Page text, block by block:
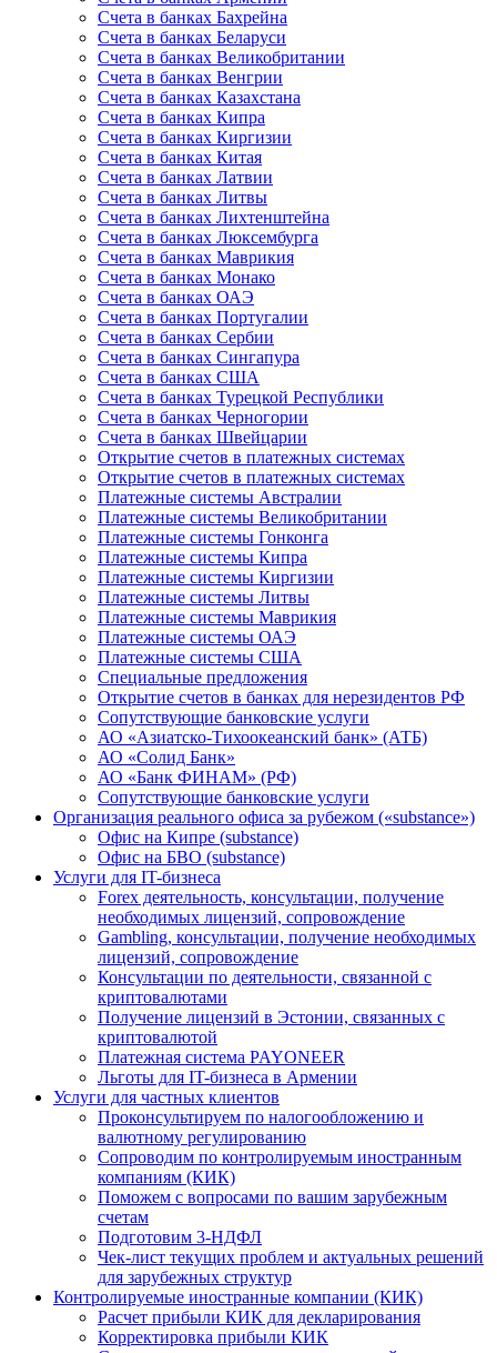
Счета в банках Бахрейна
Счета в банках Беларуси
Счета в банках Великобритании
Счета в банках Венгрии
Счета в банках Казахстана
Счета в банках Кипра
Счета в банках Киргизии
Счета в банках Китая
Счета в банках Латвии
Счета в банках Литвы
Счета в банках Лихтенштейна
Счета в банках Люксембурга
Счета в банках Маврикия
Счета в банках Монако
Счета в банках ОАЭ
Счета в банках Португалии
Счета в банках Сербии
Счета в банках Сингапура
Счета в банках США
Счета в банках Турецкой Республики
Счета в банках Черногории
Счета в банках Швейцарии
Открытие счетов в платежных системах
Открытие счетов в платежных системах
Платежные системы Австралии
Платежные системы Великобритании
Платежные системы Гонконга
Платежные системы Кипра
Платежные системы Киргизии
Платежные системы Литвы
Платежные системы Маврикия
Платежные системы ОАЭ
Платежные системы США
Специальные предложения
Открытие счетов в банках для нерезидентов РФ
Сопутствующие банковские услуги
АО «Азиатско-Тихоокеанский банк» (АТБ)
АО «Солид Банк»
АО «Банк ФИНАМ» (РФ)
Сопутствующие банковские услуги
Организация реального офиса за рубежом («substance»)
Офис на Кипре (substance)
Офис на БВО (substance)
Услуги для IT-бизнеса
Forex деятельность, консультации, получение
необходимых лицензий, сопровождение
Gambling, консультации, получение необходимых
лицензий, сопровождение
Консультации по деятельности, связанной с
криптовалютами
Получение лицензий в Эстонии, связанных с
криптовалютой
Платежная система PAYONEER
Льготы для IT-бизнеса в Армении
Услуги для частных клиентов
Проконсультируем по налогообложению и
валютному регулированию
Сопроводим по контролируемым иностранным
компаниям (КИК)
Поможем с вопросами по вашим зарубежным
счетам
Подготовим 3-НДФЛ
Чек-лист текущих проблем и актуальных решений
для зарубежных структур
Контролируемые иностранные компании (КИК)
Расчет прибыли КИК для декларирования
Корректировка прибыли КИК